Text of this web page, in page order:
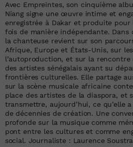
Avec Empreintes, son cinquième
Niang signe une œuvre intime et
enregistrée à Dakar et produite pour
fois de manière indépendante. Dans
la chanteuse revient sur son
Afrique, Europe et États-Unis, sur
l’autoproduction, et sur la rencontre
des artistes sénégalais ayant su
frontières culturelles. Elle partage
sur la scène musicale africaine
place des artistes de la diaspora, et
transmettre, aujourd’hui, ce qu’elle
de décennies de création. Une
profonde sur la musique comme
pont entre les cultures et comme
social. Journaliste : Laurence